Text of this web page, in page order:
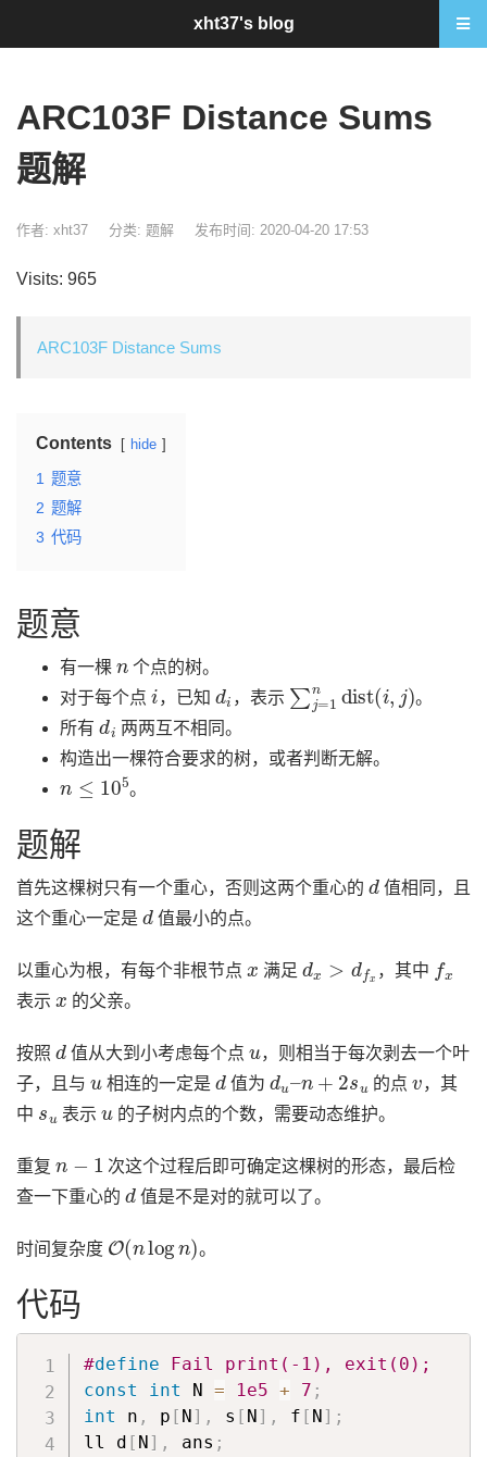
ARC103F Distance Sums
题解
作者: xht37 分类: 题解 发布时间: 2020-04-20 17:53
Visits: 965
ARC103F Distance Sums
Contents hide
1 题意
2 题解
3 代码
题意
有一棵
个点的树。
对于每个点
i
，已知
d
，表示
∑j= dist ( i,
。
所有
d
两两互不相同。
构造出一棵符合要求的树，或者判断无解。
10 5
。
题解
首先这棵树只有一个重心，否则这两个重心的
d
值相同，且
这个重心一定是
d
值最小的点。
以重心为根，有每个非根节点 满足
d x
，其中
x
表示 的父亲。
按照
d
值从大到小考虑每个点
，则相当于每次剥去一个叶
子，且与
相连的一定是
d
值为
d 2s
的点
，其
中
表示 的子树内点的个数，需要动态维护。
重复
次这个过程后即可确定这棵树的形态，最后检
查一下重心的
d
值是不是对的就可以了。
时间复杂度
O( log
。
代码
#define Fail print(-1), exit(0);
const
int N = 1e5 + 7 ;
int n , p [ N ] , s [ N ] , f [ N ] ;
ll d [ N ] , ans ;
xht37's blog